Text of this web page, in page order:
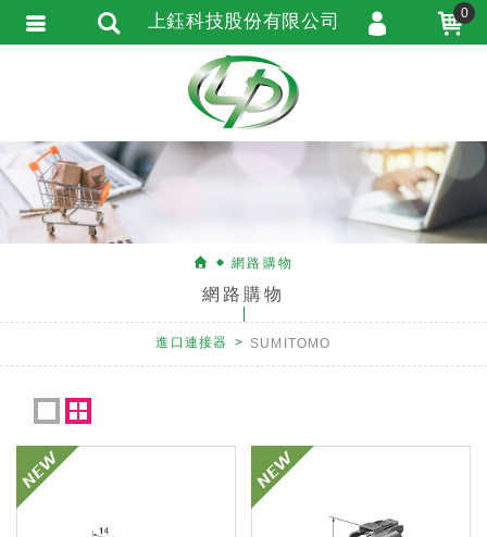
網路購物
網路購物
進口連接器 SUMITOMO
上鈺科技股份有限公司 0
會員登入
會員註冊
忘記密碼